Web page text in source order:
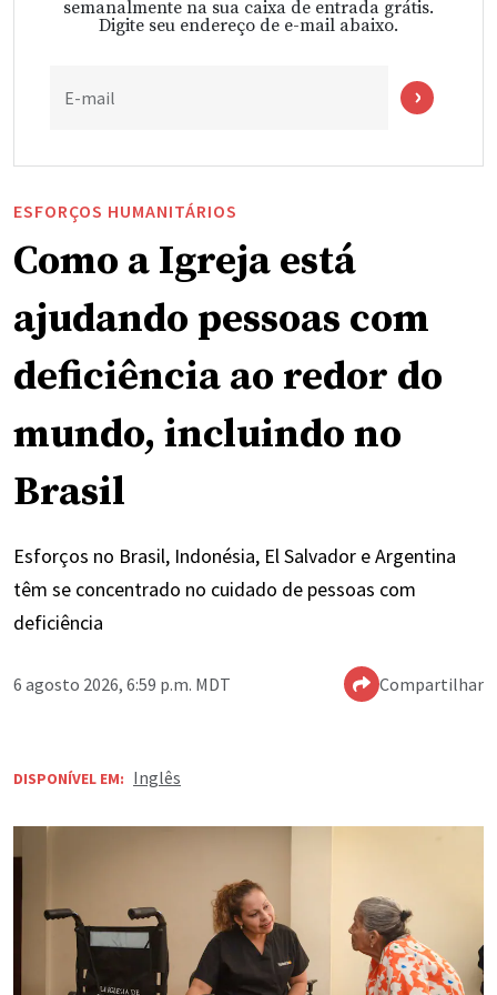
semanalmente na sua caixa de entrada grátis.
Digite seu endereço de e-mail abaixo.
E-mail
ESFORÇOS HUMANITÁRIOS
Como a Igreja está
ajudando pessoas com
deficiência ao redor do
mundo, incluindo no
Brasil
Esforços no Brasil, Indonésia, El Salvador e Argentina
têm se concentrado no cuidado de pessoas com
deficiência
6 agosto 2026, 6:59 p.m. MDT Compartilhar
DISPONÍVEL EM: Inglês